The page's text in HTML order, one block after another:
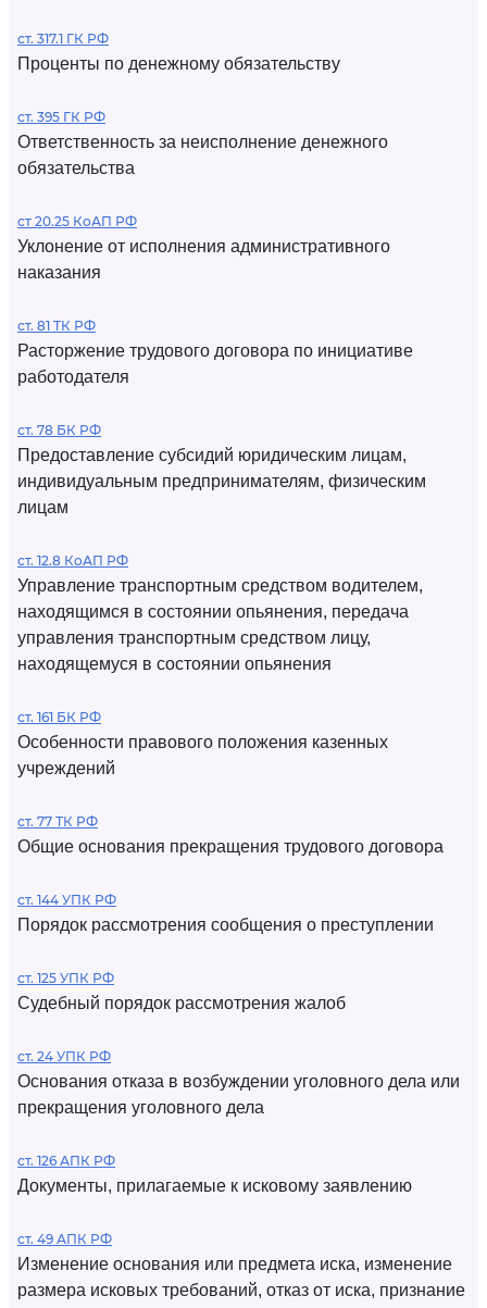
ст. 317.1 ГК РФ
Проценты по денежному обязательству
ст. 395 ГК РФ
Ответственность за неисполнение денежного
обязательства
ст 20.25 КоАП РФ
Уклонение от исполнения административного
наказания
ст. 81 ТК РФ
Расторжение трудового договора по инициативе
работодателя
ст. 78 БК РФ
Предоставление субсидий юридическим лицам,
индивидуальным предпринимателям, физическим
лицам
ст. 12.8 КоАП РФ
Управление транспортным средством водителем,
находящимся в состоянии опьянения, передача
управления транспортным средством лицу,
находящемуся в состоянии опьянения
ст. 161 БК РФ
Особенности правового положения казенных
учреждений
ст. 77 ТК РФ
Общие основания прекращения трудового договора
ст. 144 УПК РФ
Порядок рассмотрения сообщения о преступлении
ст. 125 УПК РФ
Судебный порядок рассмотрения жалоб
ст. 24 УПК РФ
Основания отказа в возбуждении уголовного дела или
прекращения уголовного дела
ст. 126 АПК РФ
Документы, прилагаемые к исковому заявлению
ст. 49 АПК РФ
Изменение основания или предмета иска, изменение
размера исковых требований, отказ от иска, признание